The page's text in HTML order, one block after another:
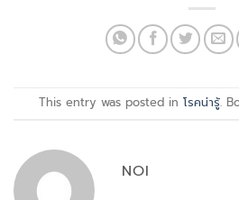
This entry was posted in โรคน่ารู้.
NOI